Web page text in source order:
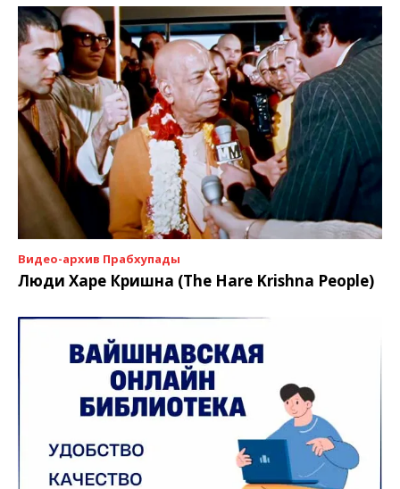
Видео-архив Прабхупады
Люди Харе Кришна (The Hare Krishna People)